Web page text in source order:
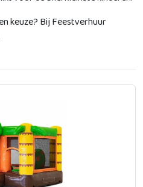
keuze? Bij Feestverhuur